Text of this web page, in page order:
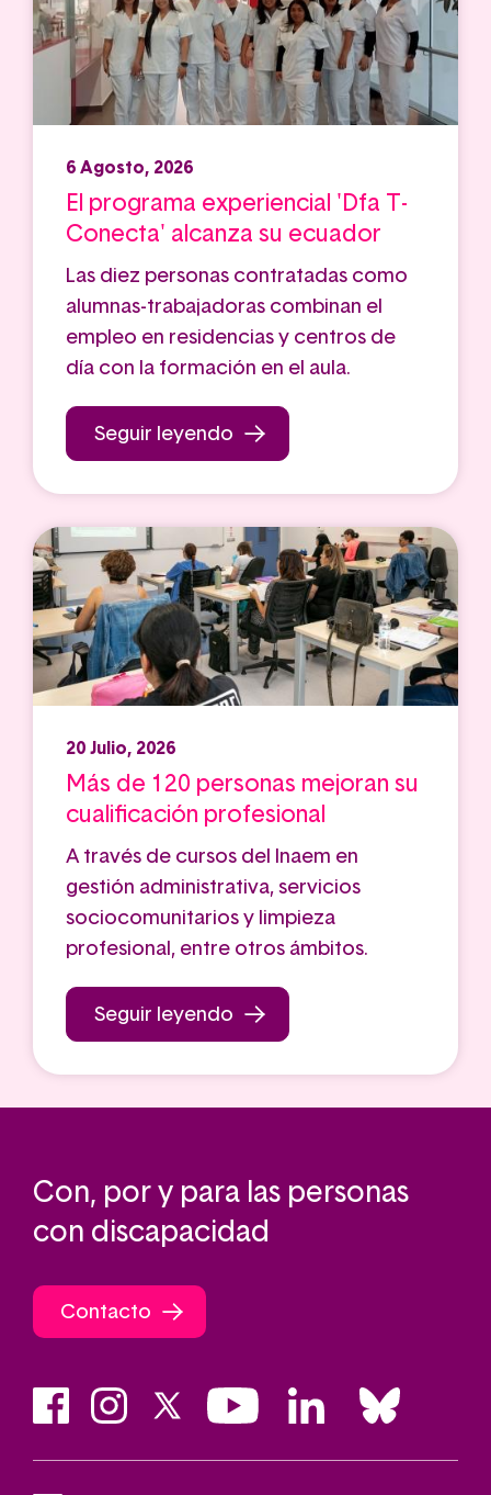
6 Agosto, 2026
El programa experiencial 'Dfa T-
Conecta' alcanza su ecuador
Las diez personas contratadas como
alumnas-trabajadoras combinan el
empleo en residencias y centros de
día con la formación en el aula.
Seguir leyendo
20 Julio, 2026
Más de 120 personas mejoran su
cualificación profesional
A través de cursos del Inaem en
gestión administrativa, servicios
sociocomunitarios y limpieza
profesional, entre otros ámbitos.
Seguir leyendo
Con, por y para las personas
con discapacidad
Contacto